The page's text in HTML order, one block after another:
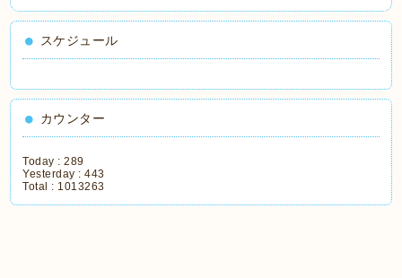
スケジュール
カウンター
Today :289
Yesterday :443
Total : 1013263